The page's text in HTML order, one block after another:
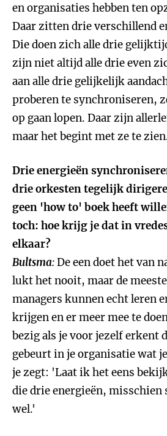
en organisaties hebben ten
Daar zitten drie verschillend
Die doen zich alle drie
zijn niet altijd alle drie even
aan alle drie gelijkelijk
proberen te synchroniseren,
op gaan lopen. Daar zijn
maar het begint met ze te
Drie energieën
drie orkesten tegelijk
geen 'how to' boek heeft
toch: hoe krijg je dat in
elkaar?
Bultsma:De een doet het van
lukt het nooit, maar de
managers kunnen echt leren
krijgen en er meer mee te
bezig als je voor jezelf erkent
gebeurt in je organisatie wat
je zegt: 'Laat ik het eens
die drie energieën, misschien
wel.'